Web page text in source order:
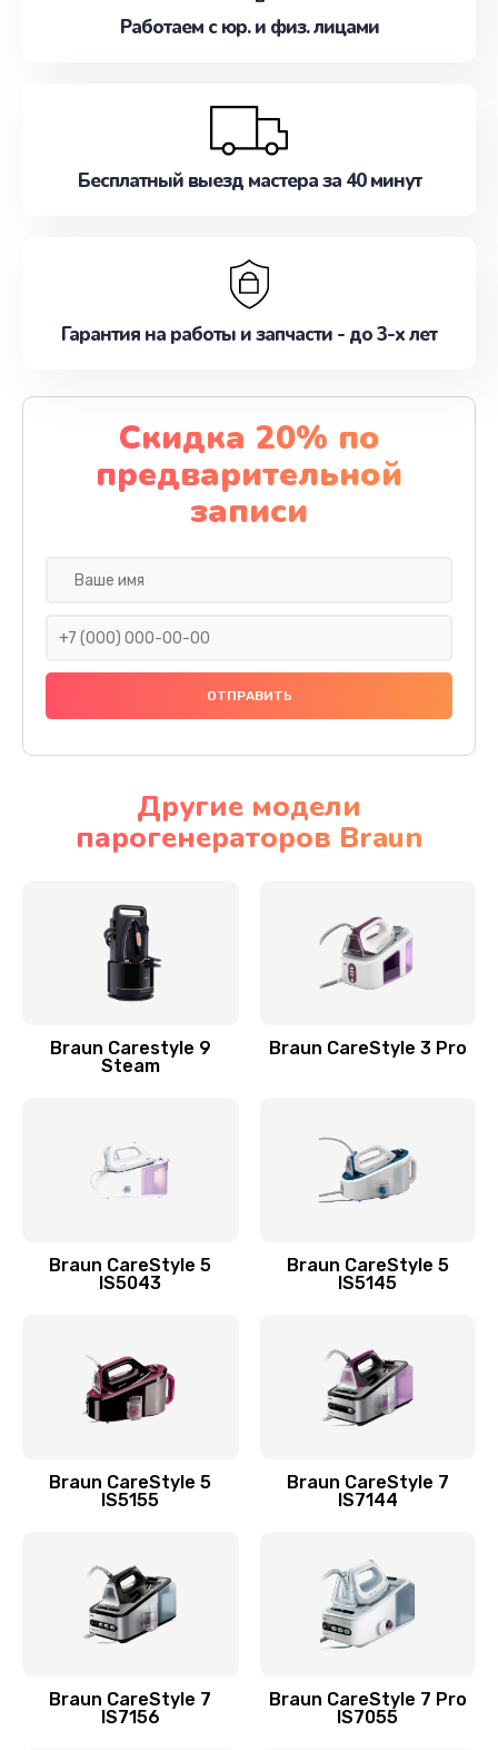
Работаем с юр. и физ. лицами
Бесплатный выезд мастера за 40 минут
Гарантия на работы и запчасти - до 3-х лет
Скидка 20% по
предварительной
записи
Другие модели
парогенераторов Braun
Braun Carestyle 9
Steam
Braun CareStyle 3 Pro
Braun CareStyle 5
IS5043
Braun CareStyle 5
IS5145
Braun CareStyle 5
IS5155
Braun CareStyle 7
IS7144
Braun CareStyle 7
IS7156
Braun CareStyle 7 Pro
IS7055